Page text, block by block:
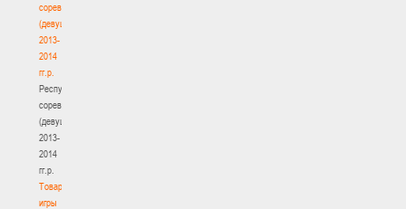
соревнования
(девушки)
2013-
2014
гг.р.
Республиканские
соревнования
(девушки)
2013-
2014
гг.р.
Товарищеские
игры